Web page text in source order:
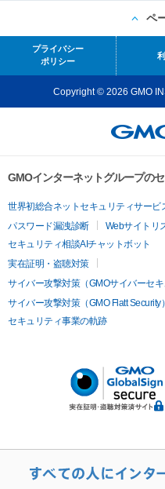
ペ
プライバシー
ポリシー
Copyright © 2026 GMO
GMOインターネットグループの
世界初総合ネットセキュリティサービ
パスワード漏洩診断
Webサイトリ
セキュリティ相談AIチャットボット
実在証明・盗聴対策
サイバー攻撃対策（GMOサイバーセキ
サイバー攻撃対策（GMO Flatt Security）
セキュリティ事業の軌跡